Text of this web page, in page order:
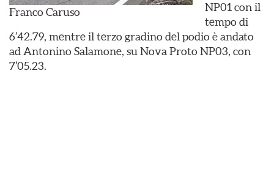
Franco Caruso
NP01 con il
tempo di
6’42.79, mentre il terzo gradino del podio è andato
ad Antonino Salamone, su Nova Proto NP03, con
7’05.23.